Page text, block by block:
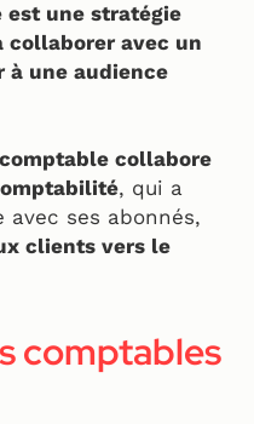
est une stratégie
collaborer avec un
à une audience
collabore
, qui a
ses abonnés,
clients vers le
comptables